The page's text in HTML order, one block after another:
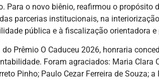
Para o novo biênio, reafirmou o
parcerias institucionais, na
pública e à fiscalização orientadora e
Prêmio O Caduceu 2026, honraria
Foram agraciados: Maria Clara
Pinho; Paulo Cezar Ferreira de Souza;